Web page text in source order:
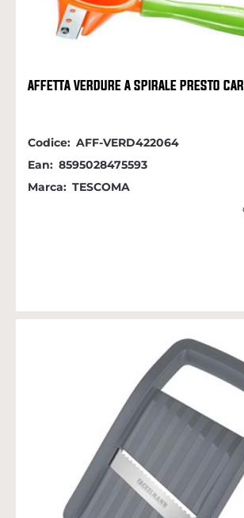
AFFETTA VERDURE A SPIRALE PRESTO
Codice: AFF-VERD422064
Ean: 8595028475593
Marca: TESCOMA